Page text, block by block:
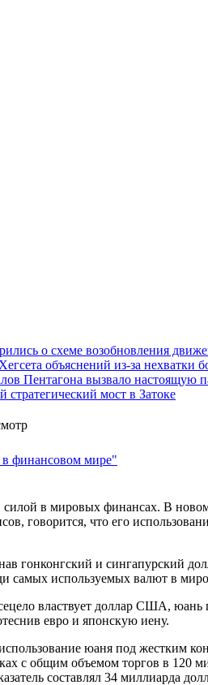
о схеме возобновления
объяснений из-за нехватки
Пентагона вызвало
стратегический мост в Затоке
финансовом мире"
силой в мировых финансах. В
говорится, что его
гонконгский и сингапурский
самых используемых валют в
властвует доллар США, юань
евро и японскую иену.
юаня под жестким
с общим объемом торгов в 120
составлял 34 миллиарда